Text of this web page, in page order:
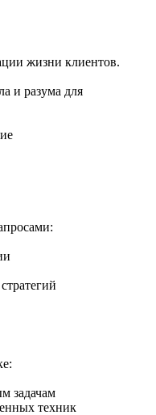
жизни клиентов.
и разума для
задачам
техник